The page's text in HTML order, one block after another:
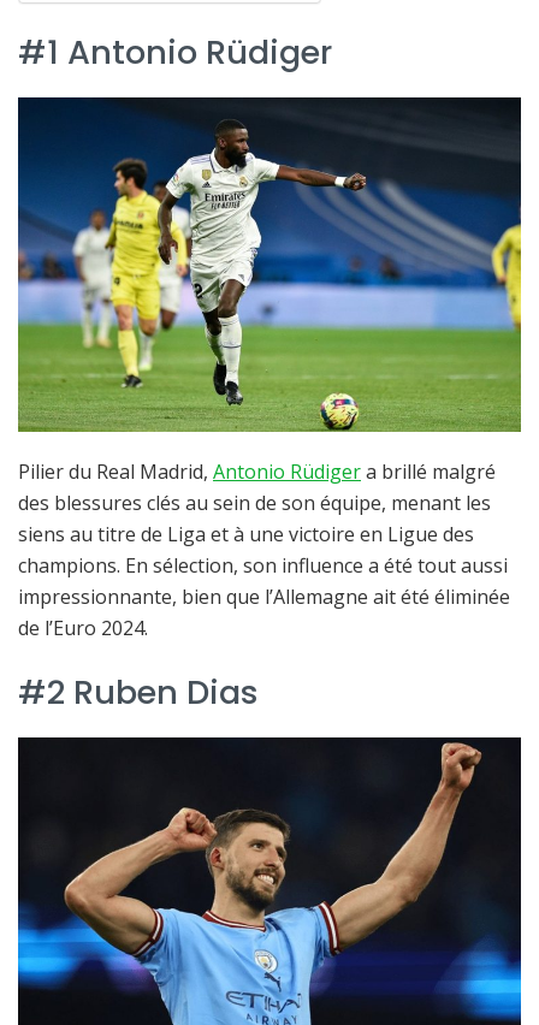
#1 Antonio Rüdiger
Pilier du Real Madrid, Antonio Rüdigera brillé malgré
des blessures clés au sein de son équipe, menant les
siens au titre de Liga et à une victoire en Ligue des
champions. En sélection, son influence a été tout aussi
impressionnante, bien que l’Allemagne ait été éliminée
de l’Euro 2024.
#2 Ruben Dias